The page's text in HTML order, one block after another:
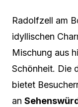
Radolfzell am
idyllischen
Mischung aus
Schönheit. Die
bietet
an